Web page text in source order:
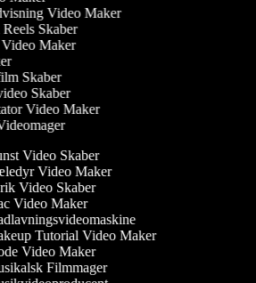
Video Maker
Reels Skaber
Video Maker
Skaber
Skaber
Video Maker
Video Skaber
Video Maker
Video Skaber
Video Maker
Tutorial Video Maker
Video Maker
Filmmager